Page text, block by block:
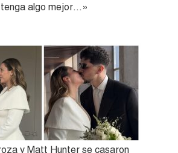
tenga algo mejor…»
y Matt Hunter se casaron